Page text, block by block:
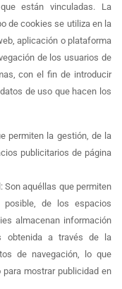
están vinculadas. La
de cookies se utiliza en la
aplicación o plataforma
de los usuarios de
con el fin de introducir
de uso que hacen los
permiten la gestión, de la
publicitarios de página
Son aquéllas que permiten
de los espacios
almacenan información
obtenida a través de la
de navegación, lo que
mostrar publicidad en